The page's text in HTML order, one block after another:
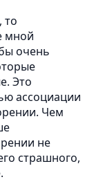
то
мной
очень
Это
ассоциации
Чем
не
страшного,